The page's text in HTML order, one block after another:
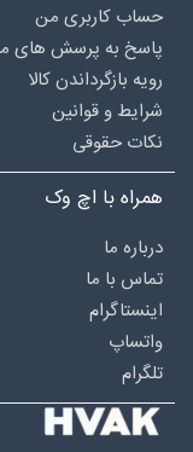
حساب کاربری من
پاسخ به پرسش های
رویه بازگرداندن کالا
شرایط و قوانین
نکات حقوقی
همراه با اچ وک
درباره‌ ما
تماس با ما
اینستاگرام
واتساپ
تلگرام